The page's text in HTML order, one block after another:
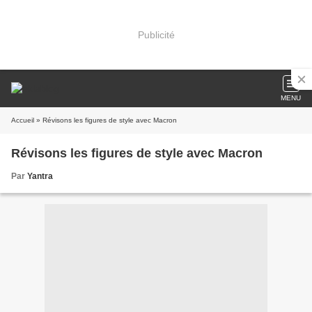
Publicité
MENU
Accueil » Révisons les figures de style avec Macron
Révisons les figures de style avec Macron
Par Yantra